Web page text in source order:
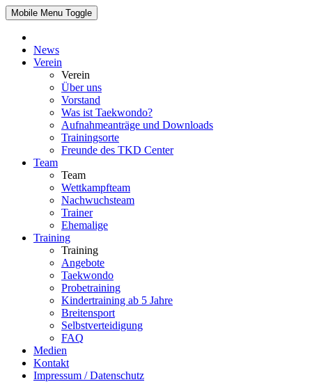
Mobile Menu Toggle
News
Verein
Verein
Über uns
Vorstand
Was ist Taekwondo?
Aufnahmeanträge und Downloads
Trainingsorte
Freunde des TKD Center
Team
Team
Wettkampfteam
Nachwuchsteam
Trainer
Ehemalige
Training
Training
Angebote
Taekwondo
Probetraining
Kindertraining ab 5 Jahre
Breitensport
Selbstverteidigung
FAQ
Medien
Kontakt
Impressum / Datenschutz